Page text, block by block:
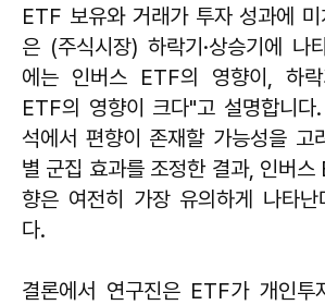
ETF 보유와 거래가 투자 성과에
은 (주식시장) 하락기·상승기에 나
에는 인버스 ETF의 영향이, 하락
ETF의 영향이 크다"고 설명합니
석에서 편향이 존재할 가능성을 고
별 군집 효과를 조정한 결과, 인버
향은 여전히 가장 유의하게 나타난
다.
결론에서 연구진은 ETF가 개인투